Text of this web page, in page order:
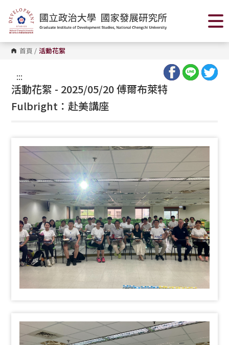
到
主
要
內
容
區 首頁 / 活動花絮
:::
活動花絮 - 2025/05/20 傅爾布萊特
Fulbright：赴美講座